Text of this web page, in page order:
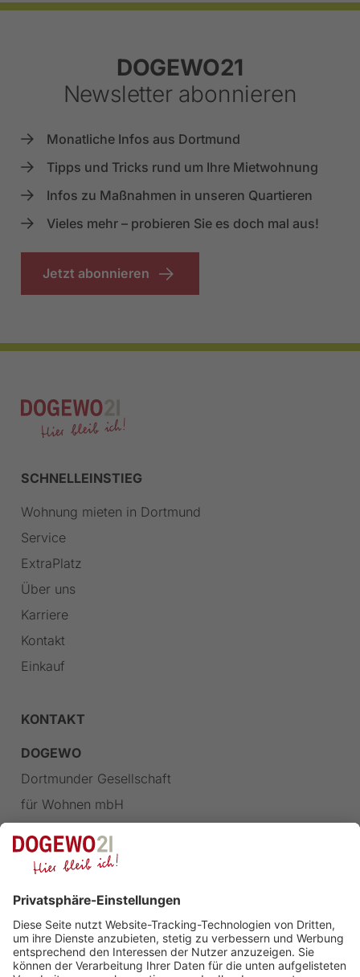
Footer
DOGEWO21
Newsletter abonnieren
Monatliche Infos aus Dortmund
Tipps und Tricks rund um Ihre Mietwohnung
Infos zu Maßnahmen in unseren Quartieren
Vieles mehr – probieren Sie es doch mal aus!
Jetzt abonnieren
SCHNELLEINSTIEG
Wohnung mieten in Dortmund
Service
ExtraPlatz
Über uns
Karriere
Kontakt
Einkauf
KONTAKT
DOGEWO
Dortmunder Gesellschaft
für Wohnen mbH
44139 Dortmund
FOLGEN SIE UNS